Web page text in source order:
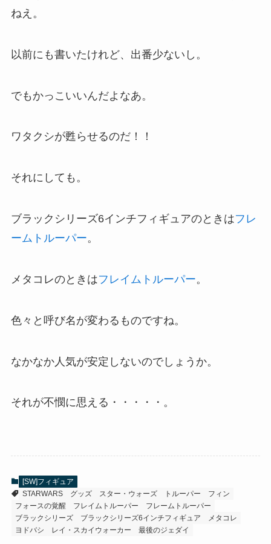
ねえ。
以前にも書いたけれど、出番少ないし。
でもかっこいいんだよなあ。
ワタクシが甦らせるのだ！！
それにしても。
ブラックシリーズ6インチフィギュアのときはフレ
ームトルーパー。
メタコレのときはフレイムトルーパー。
色々と呼び名が変わるものですね。
なかなか人気が安定しないのでしょうか。
それが不憫に思える・・・・・。
[SW]フィギュア
STARWARS
グッズ スター・ウォーズ トルーパー
フィン
フォースの覚醒
フレイムトルーパー
フレームトルーパー
ブラックシリーズ
ブラックシリーズ6インチフィギュア
メタコレ
ヨドバシ
レイ・スカイウォーカー 最後のジェダイ